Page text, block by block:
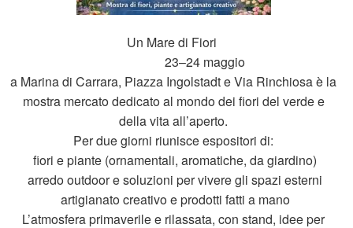
Un Mare di Fiori
23–24 maggio
a Marina di Carrara, Piazza Ingolstadt e Via Rinchiosa è la
mostra mercato dedicato al mondo dei fiori del verde e
della vita all’aperto.
Per due giorni riunisce espositori di:
fiori e piante (ornamentali, aromatiche, da giardino)
arredo outdoor e soluzioni per vivere gli spazi esterni
artigianato creativo e prodotti fatti a mano
L’atmosfera primaverile e rilassata, con stand, idee per